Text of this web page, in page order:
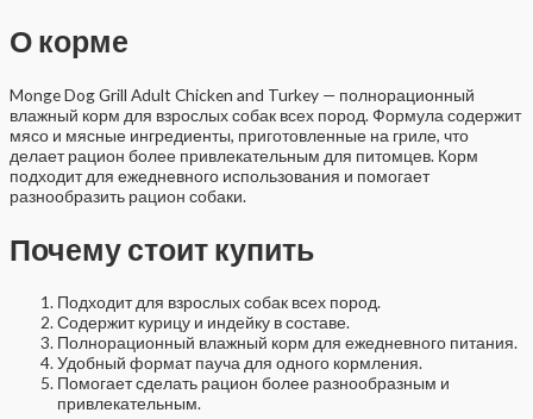
О корме
Monge Dog Grill Adult Chicken and Turkey — полнорационный
влажный корм для взрослых собак всех пород. Формула содержит
мясо и мясные ингредиенты, приготовленные на гриле, что
делает рацион более привлекательным для питомцев. Корм
подходит для ежедневного использования и помогает
разнообразить рацион собаки.
Почему стоит купить
Подходит для взрослых собак всех пород.
Содержит курицу и индейку в составе.
Полнорационный влажный корм для ежедневного питания.
Удобный формат пауча для одного кормления.
Помогает сделать рацион более разнообразным и
привлекательным.